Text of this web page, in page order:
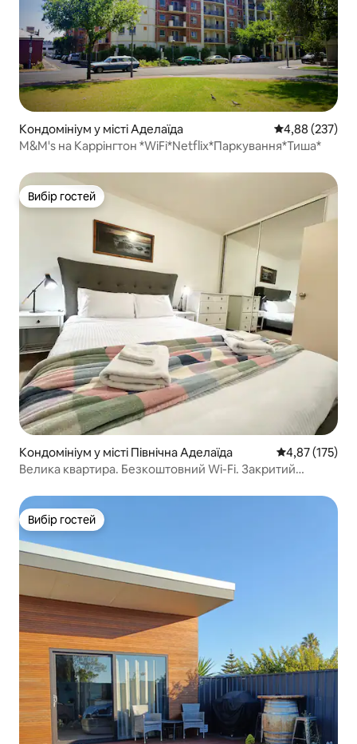
Кондомініум у місті Аделаїда Середня
4,88 (237)
M&M's на Каррінгтон *WiFi*Netflix*Паркування*Тиша*
Вибір гостей
Вибір гостей
Кондомініум у місті Північна Аделаїда Середня
4,87 (175)
Велика квартира. Безкоштовний Wi-Fi. Закритий
Вибір гостей
Вибір гостей